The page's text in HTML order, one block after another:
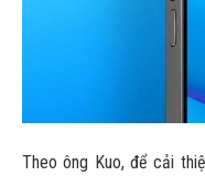
Theo ông Kuo, để cải